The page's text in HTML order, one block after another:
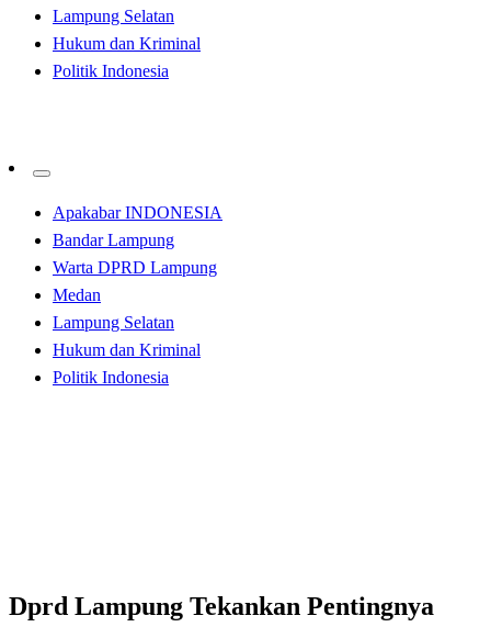
Lampung Selatan
Hukum dan Kriminal
Politik Indonesia
Apakabar INDONESIA
Bandar Lampung
Warta DPRD Lampung
Medan
Lampung Selatan
Hukum dan Kriminal
Politik Indonesia
Dprd Lampung Tekankan Pentingnya